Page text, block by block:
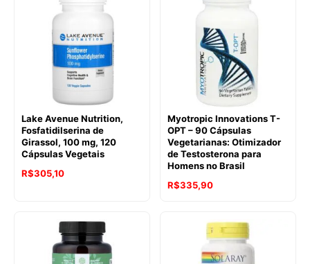
Lake Avenue Nutrition,
Fosfatidilserina de
Girassol, 100 mg, 120
Cápsulas Vegetais
R$305,10
Myotropic Innovations T-
OPT – 90 Cápsulas
Vegetarianas: Otimizador
de Testosterona para
Homens no Brasil
R$335,90